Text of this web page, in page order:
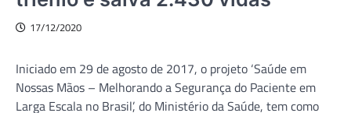
17/12/2020
Iniciado em 29 de agosto de 2017, o projeto ‘Saúde em
Nossas Mãos – Melhorando a Segurança do Paciente em
Larga Escala no Brasil’, do Ministério da Saúde, tem como